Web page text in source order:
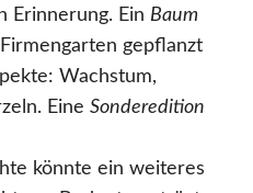
Erinnerung. Ein Baum
gepflanzt
Wachstum,
Eine Sonderedition
könnte ein weiteres